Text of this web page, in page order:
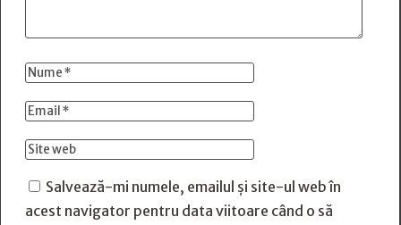
Salvează-mi numele, emailul și site-ul web în
acest navigator pentru data viitoare când o să